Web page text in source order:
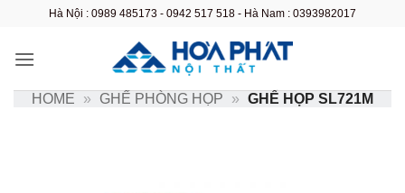
nội
Hà Nội : 0989 485173 - 0942 517 518 - Hà Nam : 0393982017
HOME » GHẾ PHÒNG HỌP » GHẾ HỌP SL721M